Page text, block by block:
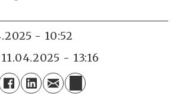
- 10:52
11.04.2025 - 13:16